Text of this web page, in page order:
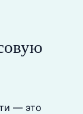
— это